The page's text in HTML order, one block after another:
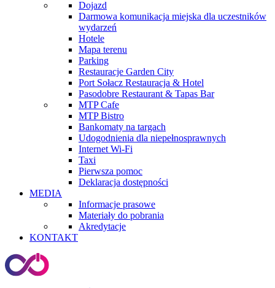
Dojazd
Darmowa komunikacja miejska dla uczestników
wydarzeń
Hotele
Mapa terenu
Parking
Restauracje Garden City
Port Sołacz Restauracja & Hotel
Pasodobre Restaurant & Tapas Bar
MTP Cafe
MTP Bistro
Bankomaty na targach
Udogodnienia dla niepełnosprawnych
Internet Wi-Fi
Taxi
Pierwsza pomoc
Deklaracja dostępności
MEDIA
Informacje prasowe
Materiały do pobrania
Akredytacje
KONTAKT